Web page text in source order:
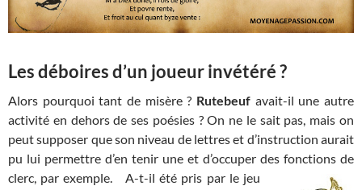
Les déboires d’un joueur invétéré ?
Alors pourquoi tant de misère ? Rutebeuf avait-il une autre
activité en dehors de ses poésies ? On ne le sait pas, mais on
peut supposer que son niveau de lettres et d’instruction aurait
pu lui permettre d’en tenir une et d’occuper des fonctions de
clerc, par exemple.
A-t-il été pris par le jeu